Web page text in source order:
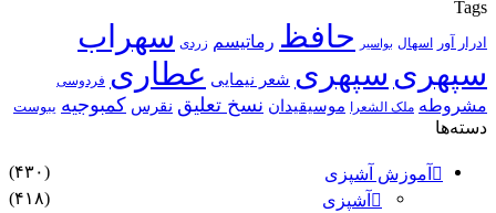
Tags
ادرار آور اسهال بواسیر حافظ رماتیسم زردی سهراب
سپهری سپهری شعر نیمایی عطاری فردوسی
مشروطه ملک الشعرا موسیقیدان نسخ تعلیق نقرس کمبوجیه یبوست
دسته‌ها
آموزش آشپزی
(۴۳۰)
آشپزی
(۴۱۸)